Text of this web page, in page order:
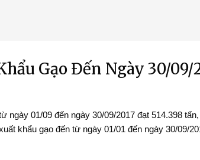
Gạo Đến Ngày 30/09/
ngày 01/09 đến ngày 30/09/2017 đạt 514.398
khẩu gạo đến từ ngày 01/01 đến ngày 30/09/
Đoàn Xúc tiến Thương mại tại
Quảng Châu, Trung Quốc 2025